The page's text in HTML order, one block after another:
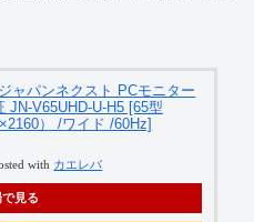
ャパンネクスト PCモニター
JN-V65UHD-U-H5 [65型
） /ワイド /60Hz]
with カエレバ
見る